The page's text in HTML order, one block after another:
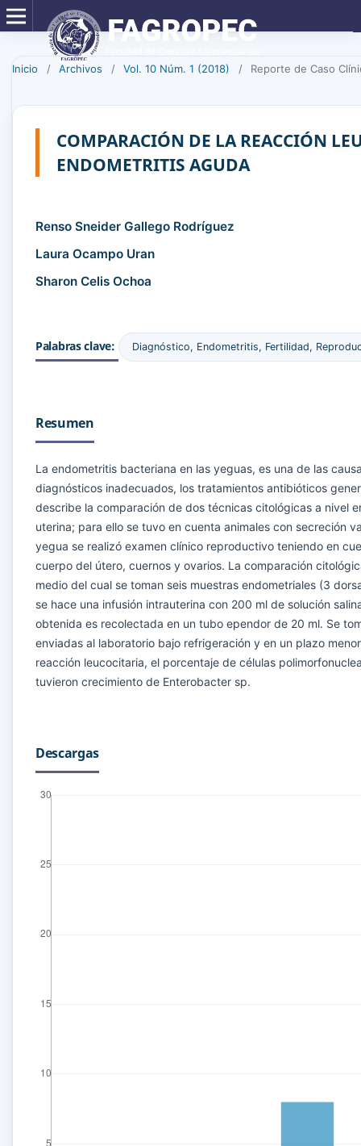
Inicio / Archivos / Vol. 10 Núm. 1 (2018) / Reporte de Caso
COMPARACIÓN DE LA REACCIÓN
ENDOMETRITIS AGUDA
Renso Sneider Gallego Rodríguez
Laura Ocampo Uran
Sharon Celis Ochoa
Palabras clave: Diagnóstico, Endometritis, Fertilidad,
Resumen
La endometritis bacteriana en las yeguas, es una de las
diagnósticos inadecuados, los tratamientos antibióticos
describe la comparación de dos técnicas citológicas a nivel
uterina; para ello se tuvo en cuenta animales con secreción
yegua se realizó examen clínico reproductivo teniendo en
cuerpo del útero, cuernos y ovarios. La comparación
medio del cual se toman seis muestras endometriales (3
se hace una infusión intrauterina con 200 ml de solución
obtenida es recolectada en un tubo ependor de 20 ml. Se
enviadas al laboratorio bajo refrigeración y en un plazo
reacción leucocitaria, el porcentaje de células
tuvieron crecimiento de Enterobacter sp.
Descargas